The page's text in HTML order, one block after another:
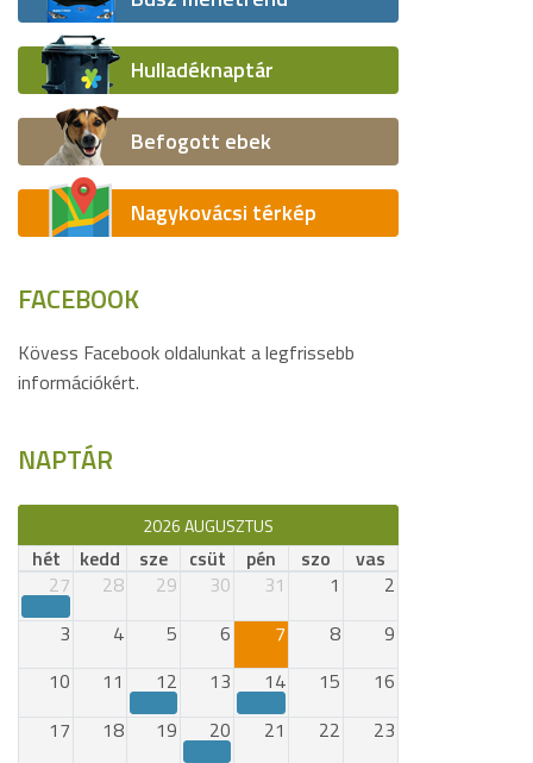
Hulladéknaptár
Befogott ebek
Nagykovácsi térkép
FACEBOOK
Kövess Facebook oldalunkat a legfrissebb
információkért.
NAPTÁR
2026 AUGUSZTUS
hét kedd sze csüt pén szo
vas
27
28 29 30 31 1
2
3
4 5 6 7 8
9
10
11 12 13 14 15
16
17
18 19 20 21 22
23